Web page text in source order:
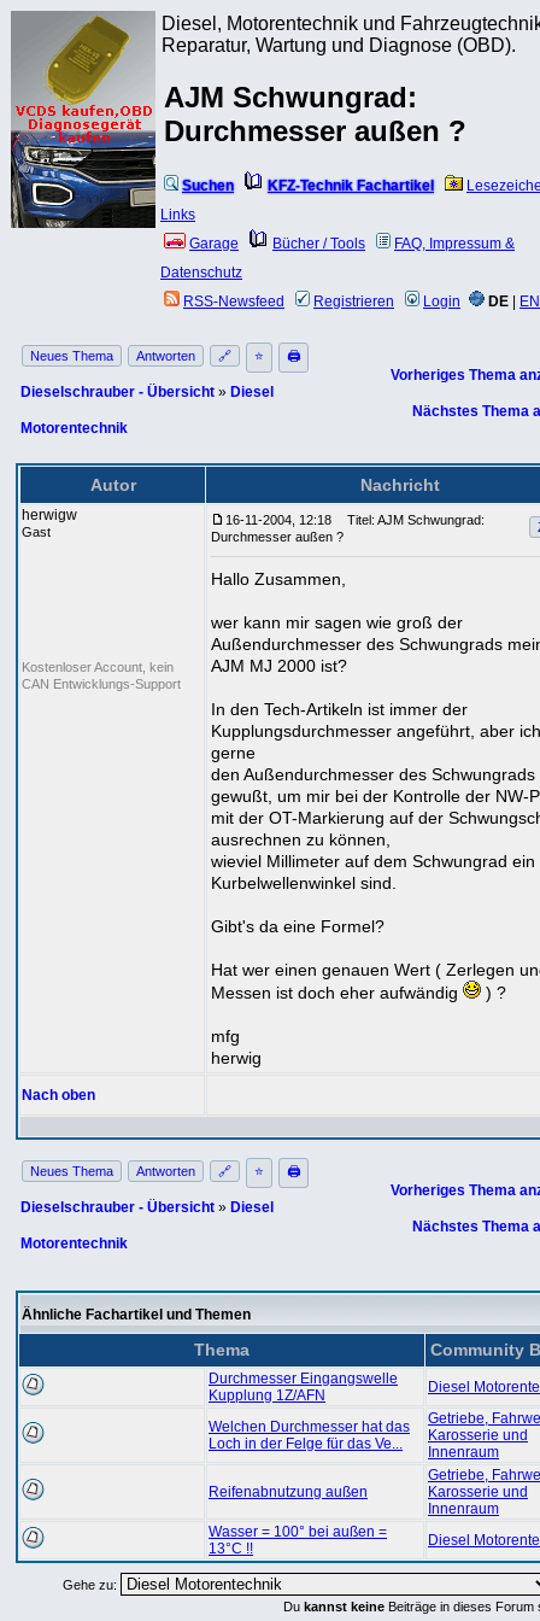
Diesel, Motorentechnik und
Reparatur, Wartung und Diagnose (OBD).
AJM Schwungrad:
Durchmesser außen ?
Suchen KFZ-Technik Fachartikel
Links
Garage
Bücher / Tools
FAQ, Impressum &
Datenschutz
RSS-Newsfeed
Registrieren Login DE EN
Neues Thema Antworten 🔗 ⭐ 🖨
Dieselschrauber - Übersicht » Diesel
Motorentechnik
Vorheriges Thema
Nächstes Thema
Autor Nachricht
herwigw
Gast
Kostenloser Account, kein
CAN Entwicklungs-Support
16-11-2004, 12:18
Titel: AJM Schwungrad:
Durchmesser außen ?
Hallo Zusammen,
wer kann mir sagen wie groß der
Außendurchmesser des Schwungrads
AJM MJ 2000 ist?
In den Tech-Artikeln ist immer der
Kupplungsdurchmesser angeführt, aber
gerne
den Außendurchmesser des Schwungrads
gewußt, um mir bei der Kontrolle der NW-
mit der OT-Markierung auf der
ausrechnen zu können,
wieviel Millimeter auf dem Schwungrad ein
Kurbelwellenwinkel sind.
Gibt's da eine Formel?
Hat wer einen genauen Wert ( Zerlegen
Messen ist doch eher aufwändig
) ?
mfg
herwig
Nach oben
Neues Thema Antworten 🔗 ⭐ 🖨
Dieselschrauber - Übersicht » Diesel
Motorentechnik
Vorheriges Thema
Nächstes Thema
Ähnliche Fachartikel und Themen
Thema Community
Durchmesser Eingangswelle
Kupplung 1Z/AFN
Diesel
Welchen Durchmesser hat das
Loch in der Felge für das Ve...
Getriebe,
Karosserie und
Innenraum
Reifenabnutzung außen
Getriebe,
Karosserie und
Innenraum
Wasser = 100° bei außen =
13°C !!
Diesel
Gehe zu:
Du kannst keine Beiträge in dieses Forum